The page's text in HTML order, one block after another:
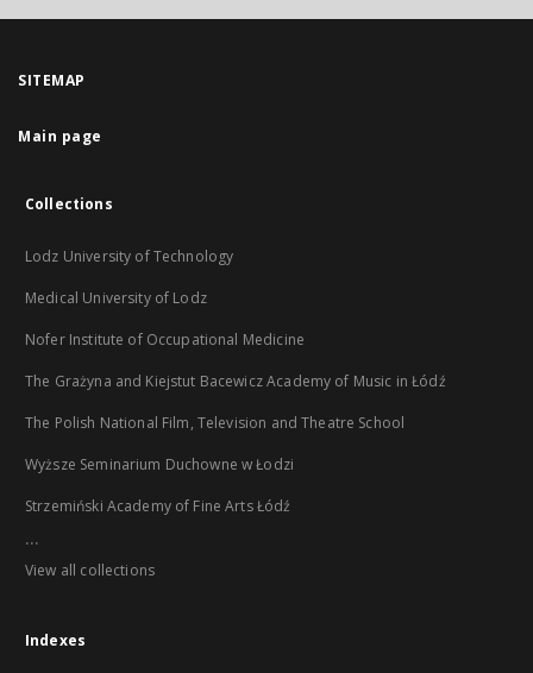
SITEMAP
Main page
Collections
Lodz University of Technology
Medical University of Lodz
Nofer Institute of Occupational Medicine
The Grażyna and Kiejstut Bacewicz Academy of Music in Łódź
The Polish National Film, Television and Theatre School
Wyższe Seminarium Duchowne w Łodzi
Strzemiński Academy of Fine Arts Łódź
...
View all collections
Indexes